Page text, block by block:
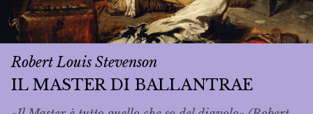
Robert Louis Stevenson
IL MASTER DI BALLANTRAE